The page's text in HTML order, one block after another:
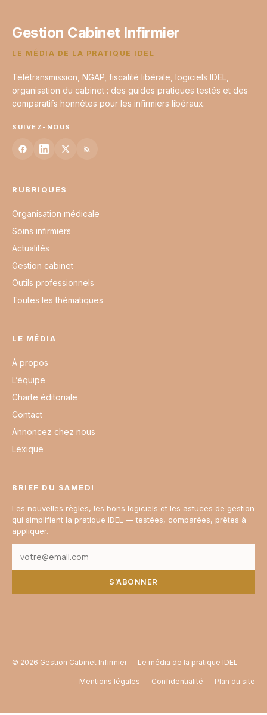
Gestion Cabinet Infirmier
LE MÉDIA DE LA PRATIQUE IDEL
Télétransmission, NGAP, fiscalité libérale, logiciels IDEL,
organisation du cabinet : des guides pratiques testés et des
comparatifs honnêtes pour les infirmiers libéraux.
SUIVEZ-NOUS
RUBRIQUES
Organisation médicale
Soins infirmiers
Actualités
Gestion cabinet
Outils professionnels
Toutes les thématiques
LE MÉDIA
À propos
L’équipe
Charte éditoriale
Contact
Annoncez chez nous
Lexique
BRIEF DU SAMEDI
Les nouvelles règles, les bons logiciels et les astuces de gestion
qui simplifient la pratique IDEL — testées, comparées, prêtes à
appliquer.
S’ABONNER
© 2026 Gestion Cabinet Infirmier — Le média de la pratique IDEL
Mentions légales Confidentialité Plan du site